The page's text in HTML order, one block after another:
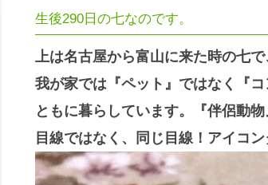
生後290日の七なのです。
上は名古屋から富山に来た時の七で
我が家では『ペット』ではなく『
ともに暮らしています。『伴侶動
目線ではなく、同じ目線！アイコ